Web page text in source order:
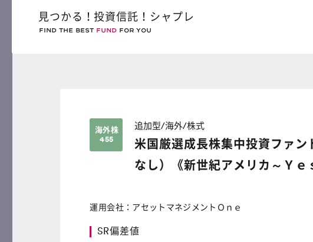
見つかる！投資信託！シャプレ
FIND THE BEST FUNDFOR YOU
海外株
455
追加型/海外/株式
米国厳選成長株集中投資ファ
なし）《新世紀アメリカ～Ｙ
運用会社：アセットマネジメントＯｎｅ
SR偏差値